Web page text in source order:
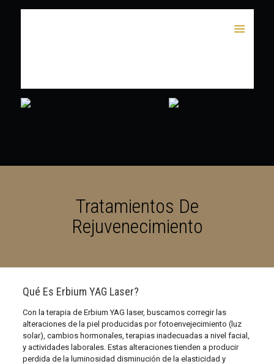
Tratamientos De
Rejuvenecimiento
Qué Es Erbium YAG Laser?
Con la terapia de Erbium YAG laser, buscamos corregir las
alteraciones de la piel producidas por fotoenvejecimiento (luz
solar), cambios hormonales, terapias inadecuadas a nivel facial,
y actividades laborales. Estas alteraciones tienden a producir
perdida de la luminosidad disminución de la elasticidad y